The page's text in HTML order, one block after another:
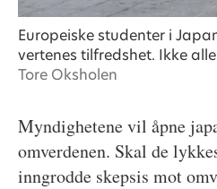
Europeiske studenter i
vertenes tilfredshet. Ikke
Tore Oksholen
Myndighetene vil åpne
omverdenen. Skal de
inngrodde skepsis mot